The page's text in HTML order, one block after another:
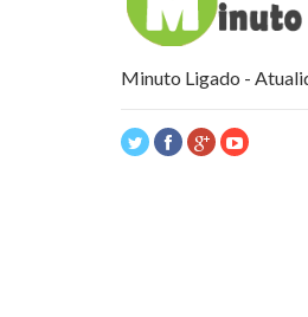
Minuto Ligado -